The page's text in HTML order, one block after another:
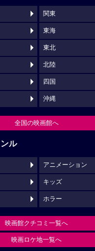
関東
東海
東北
北陸
四国
沖縄
全国の映画館へ
ル
アニメーション
キッズ
ホラー
映画館クチコミ一覧へ
映画ロケ地一覧へ